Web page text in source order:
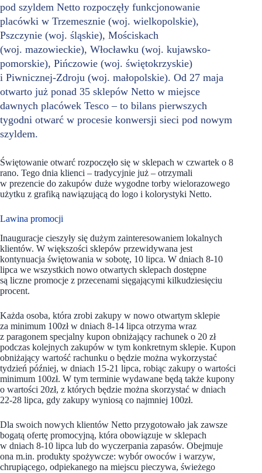
pod szyldem Netto rozpoczęły funkcjonowanie
placówki w Trzemesznie (woj. wielkopolskie),
Pszczynie (woj. śląskie), Mościskach
(woj. mazowieckie), Włocławku (woj. kujawsko-
pomorskie), Pińczowie (woj. świętokrzyskie)
i Piwnicznej-Zdroju (woj. małopolskie). Od 27 maja
otwarto już ponad 35 sklepów Netto w miejsce
dawnych placówek Tesco – to bilans pierwszych
tygodni otwarć w procesie konwersji sieci pod nowym
szyldem.
Świętowanie otwarć rozpoczęło się w sklepach w czwartek o 8
rano. Tego dnia klienci – tradycyjnie już – otrzymali
w prezencie do zakupów duże wygodne torby wielorazowego
użytku z grafiką nawiązującą do logo i kolorystyki Netto.
Lawina promocji
Inauguracje cieszyły się dużym zainteresowaniem lokalnych
klientów. W większości sklepów przewidywana jest
kontynuacja świętowania w sobotę, 10 lipca. W dniach 8-10
lipca we wszystkich nowo otwartych sklepach dostępne
są liczne promocje z przecenami sięgającymi kilkudziesięciu
procent.
Każda osoba, która zrobi zakupy w nowo otwartym sklepie
za minimum 100zł w dniach 8-14 lipca otrzyma wraz
z paragonem specjalny kupon obniżający rachunek o 20 zł
podczas kolejnych zakupów w tym konkretnym sklepie. Kupon
obniżający wartość rachunku o będzie można wykorzystać
tydzień później, w dniach 15-21 lipca, robiąc zakupy o wartości
minimum 100zł. W tym terminie wydawane będą także kupony
o wartości 20zł, z których będzie można skorzystać w dniach
22-28 lipca, gdy zakupy wyniosą co najmniej 100zł.
Dla swoich nowych klientów Netto przygotowało jak zawsze
bogatą ofertę promocyjną, która obowiązuje w sklepach
w dniach 8-10 lipca lub do wyczerpania zapasów. Obejmuje
ona m.in. produkty spożywcze: wybór owoców i warzyw,
chrupiącego, odpiekanego na miejscu pieczywa, świeżego